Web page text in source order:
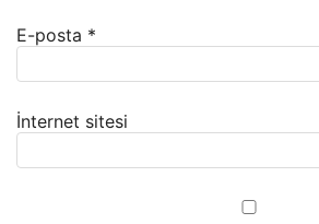
E-posta *
İnternet sitesi